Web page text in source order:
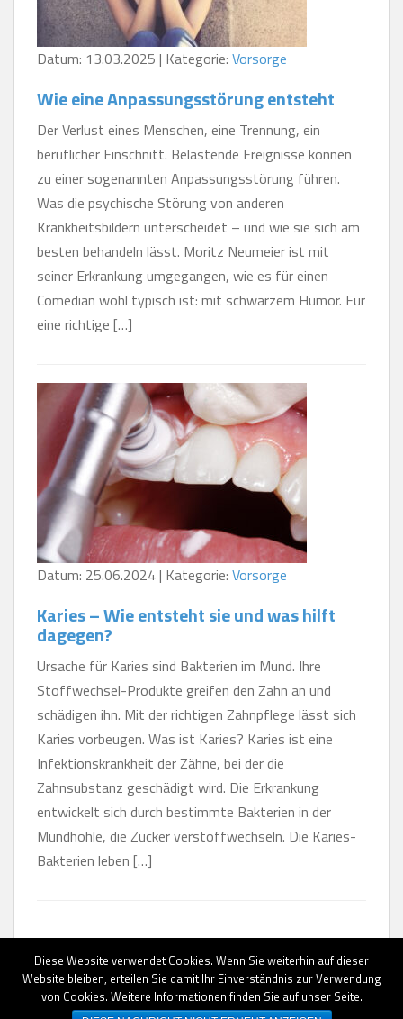
Datum: 13.03.2025 | Kategorie: Vorsorge
Wie eine Anpassungsstörung entsteht
Der Verlust eines Menschen, eine Trennung, ein
beruflicher Einschnitt. Belastende Ereignisse können
zu einer sogenannten Anpassungsstörung führen.
Was die psychische Störung von anderen
Krankheitsbildern unterscheidet – und wie sie sich am
besten behandeln lässt. Moritz Neumeier ist mit
seiner Erkrankung umgegangen, wie es für einen
Comedian wohl typisch ist: mit schwarzem Humor. Für
eine richtige […]
Datum: 25.06.2024 | Kategorie: Vorsorge
Karies – Wie entsteht sie und was hilft
dagegen?
Ursache für Karies sind Bakterien im Mund. Ihre
Stoffwechsel-Produkte greifen den Zahn an und
schädigen ihn. Mit der richtigen Zahnpflege lässt sich
Karies vorbeugen. Was ist Karies? Karies ist eine
Infektionskrankheit der Zähne, bei der die
Zahnsubstanz geschädigt wird. Die Erkrankung
entwickelt sich durch bestimmte Bakterien in der
Mundhöhle, die Zucker verstoffwechseln. Die Karies-
Bakterien leben […]
AGB|Datenschutz|Impressum|Erstinformationen
Diese Website verwendet Cookies. Wenn Sie weiterhin auf dieser
Website bleiben, erteilen Sie damit Ihr Einverständnis zur Verwendung
von Cookies. Weitere Informationen finden Sie auf unser Seite.